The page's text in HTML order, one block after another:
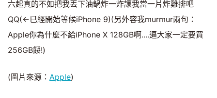
六起真的不如把我丟下油鍋炸一炸讓我當一片炸雞排吧
QQ(←已經開始等候iPhone 9)(另外容我murmur兩句：
Apple你為什麼不給iPhone X 128GB啊....逼大家一定要買
256GB餒!)
(圖片來源： Apple)